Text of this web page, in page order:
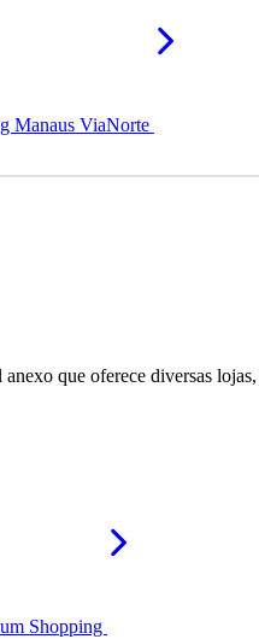
Manaus ViaNorte
que oferece diversas lojas,
Shopping